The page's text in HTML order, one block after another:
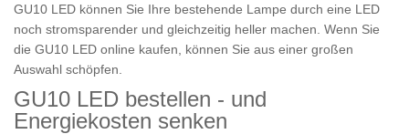
GU10 LED können Sie Ihre bestehende Lampe durch eine LED
noch stromsparender und gleichzeitig heller machen. Wenn Sie
die GU10 LED online kaufen, können Sie aus einer großen
Auswahl schöpfen.
GU10 LED bestellen - und
Energiekosten senken